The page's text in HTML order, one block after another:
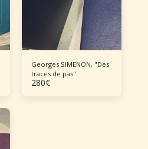
Georges SIMENON, "Des
traces de pas"
280€